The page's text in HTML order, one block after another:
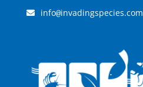
info@invadingspecies.com